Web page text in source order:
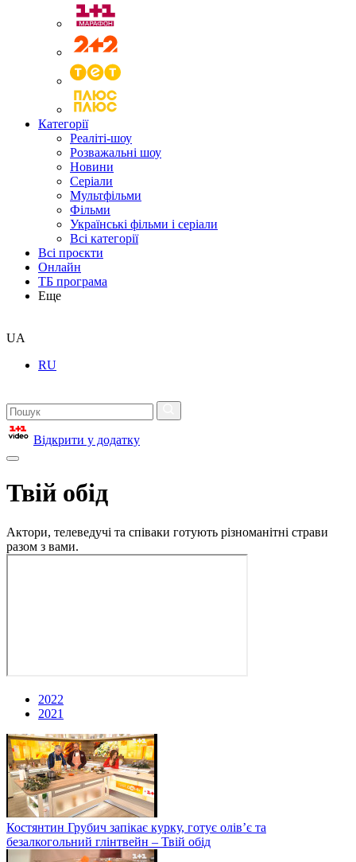
Категорії
Реаліті-шоу
Розважальні шоу
Новини
Серіали
Мультфільми
Фільми
Українські фільми і серіали
Всі категорії
Всі проєкти
Онлайн
ТБ програма
Еще
UA
RU
Відкрити у додатку
Твій обід
Актори, телеведучі та співаки готують різноманітні страви
разом з вами.
2022
2021
Костянтин Грубич запікає курку, готує олів’є та
безалкогольний глінтвейн – Твій обід